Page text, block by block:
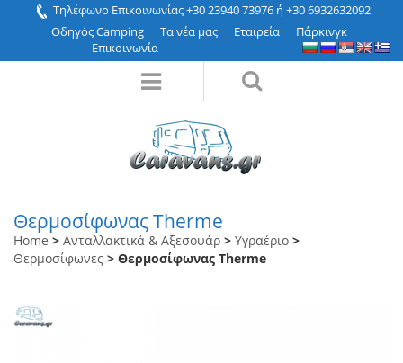
Τηλέφωνο Επικοινωνίας +30 23940 73976 ή +30 6932632092
Οδηγός Camping
Τα νέα μας Εταιρεία
Πάρκινγκ
Επικοινωνία
Θερμοσίφωνας Τherme
Home > Ανταλλακτικά & Αξεσουάρ > Υγραέριο >
Θερμοσίφωνες > Θερμοσίφωνας Τherme